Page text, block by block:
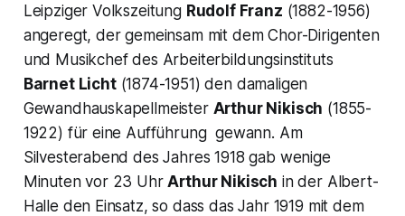
Leipziger Volkszeitung Rudolf Franz (1882-1956)
angeregt, der gemeinsam mit dem Chor-Dirigenten
und Musikchef des Arbeiterbildungsinstituts
Barnet Licht(1874-1951) den damaligen
Gewandhauskapellmeister Arthur Nikisch (1855-
1922) für eine Aufführung gewann. Am
Silvesterabend des Jahres 1918 gab wenige
Minuten vor 23 UhrArthur Nikisch in der Albert-
Halle den Einsatz, so dass das Jahr 1919 mit dem